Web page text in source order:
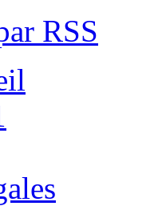
RSS